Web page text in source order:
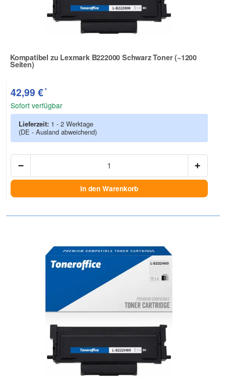
Kompatibel zu Lexmark B222000 Schwarz Toner (~1200
Seiten)
Zur Artikelbewertung
42,99 €*
Sofort verfügbar
Lieferzeit: 1 - 2 Werktage
(DE - Ausland abweichend)
In den Warenkorb